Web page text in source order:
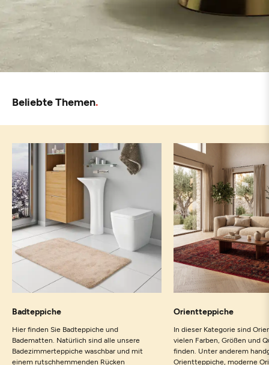
Beliebte Themen
Badteppiche
Hier finden Sie Badteppiche und
Badematten. Natürlich sind alle unsere
Badezimmerteppiche waschbar und mit
einem rutschhemmenden Rücken
Orientteppiche
In dieser Kategorie sind
vielen Farben, Größen und
finden. Unter anderem
Orientteppiche, moderne